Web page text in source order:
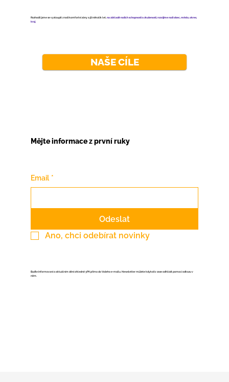
NAŠE CÍLE
Rozhodli jsme se vystoupit z naší komfortní zóny a již několik let, na základě našich schopností a zkušeností, rozvíjíme naši obec, město, okres,
kraj.
Buďte informovaní o aktuálním dění ohledně 3PK přímo do Vašeho e-mailu. Newsletter můžete kdykoliv zase odhlásit pomocí odkazu v
něm.
Mějte informace z první ruky
Email *
Odeslat
Ano, chci odebírat novinky